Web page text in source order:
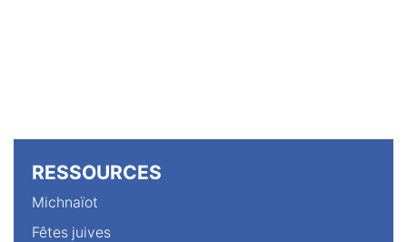
RESSOURCES
Michnaïot
Fêtes juives